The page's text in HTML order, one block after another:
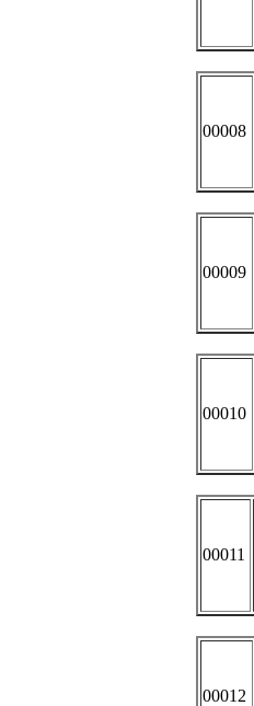
00008
00009
00010
00011
00012